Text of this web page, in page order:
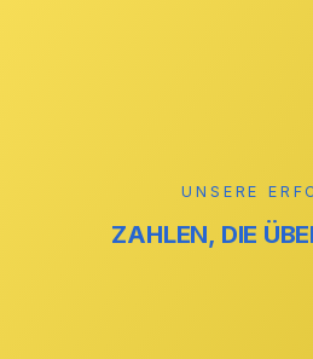
UNSERE
ZAHLEN, DIE